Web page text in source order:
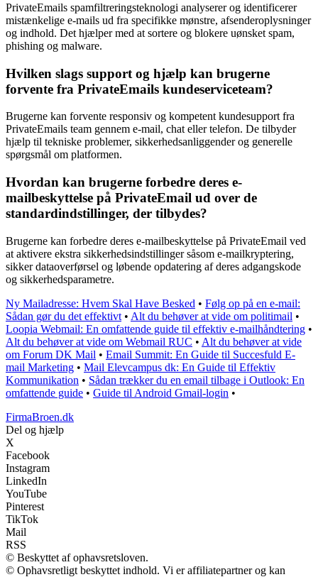
PrivateEmails spamfiltreringsteknologi analyserer og identificerer
mistænkelige e-mails ud fra specifikke mønstre, afsenderoplysninger
og indhold. Det hjælper med at sortere og blokere uønsket spam,
phishing og malware.
Hvilken slags support og hjælp kan brugerne
forvente fra PrivateEmails kundeserviceteam?
Brugerne kan forvente responsiv og kompetent kundesupport fra
PrivateEmails team gennem e-mail, chat eller telefon. De tilbyder
hjælp til tekniske problemer, sikkerhedsanliggender og generelle
spørgsmål om platformen.
Hvordan kan brugerne forbedre deres e-
mailbeskyttelse på PrivateEmail ud over de
standardindstillinger, der tilbydes?
Brugerne kan forbedre deres e-mailbeskyttelse på PrivateEmail ved
at aktivere ekstra sikkerhedsindstillinger såsom e-mailkryptering,
sikker dataoverførsel og løbende opdatering af deres adgangskode
og sikkerhedsparametre.
Ny Mailadresse: Hvem Skal Have Besked • Følg op på en e-mail:
Sådan gør du det effektivt • Alt du behøver at vide om politimail •
Loopia Webmail: En omfattende guide til effektiv e-mailhåndtering •
Alt du behøver at vide om Webmail RUC • Alt du behøver at vide
om Forum DK Mail • Email Summit: En Guide til Succesfuld E-
mail Marketing • Mail Elevcampus dk: En Guide til Effektiv
Kommunikation • Sådan trækker du en email tilbage i Outlook: En
omfattende guide • Guide til Android Gmail-login •
FirmaBroen.dk
Del og hjælp
X
Facebook
Instagram
LinkedIn
YouTube
Pinterest
TikTok
Mail
RSS
© Beskyttet af ophavsretsloven.
© Ophavsretligt beskyttet indhold. Vi er affiliatepartner og kan